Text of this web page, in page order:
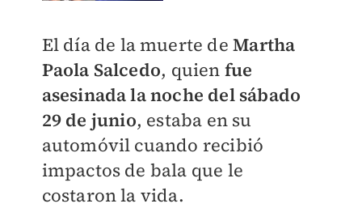
El día de la muerte deMartha
Paola Salcedo, quien fue
asesinada la noche del sábado
29 de junio, estaba en su
automóvil cuando recibió
impactos de bala que le
costaron la vida.